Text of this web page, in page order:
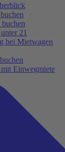
21
bei Mietwagen
Einwegmiete